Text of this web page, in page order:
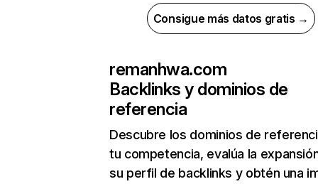
Consigue más datos gratis →
remanhwa.com
Backlinks y dominios de
referencia
Descubre los dominios de
tu competencia, evalúa la
su perfil de backlinks y obtén una